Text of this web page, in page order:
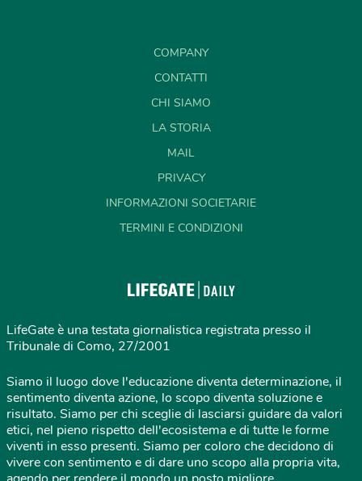
COMPANY
CONTATTI
CHI SIAMO
LA STORIA
MAIL
PRIVACY
INFORMAZIONI SOCIETARIE
TERMINI E CONDIZIONI
LifeGate è una testata giornalistica registrata presso il
Tribunale di Como, 27/2001
Siamo il luogo dove l'educazione diventa determinazione, il
sentimento diventa azione, lo scopo diventa soluzione e
risultato. Siamo per chi sceglie di lasciarsi guidare da valori
etici, nel pieno rispetto dell'ecosistema e di tutte le forme
viventi in esso presenti. Siamo per coloro che decidono di
vivere con sentimento e di dare uno scopo alla propria vita,